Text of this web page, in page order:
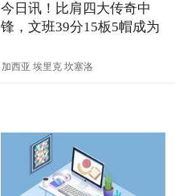
今日讯！比肩四大传奇中
锋，文班39分15板5帽成为
加西亚 埃里克 坎塞洛